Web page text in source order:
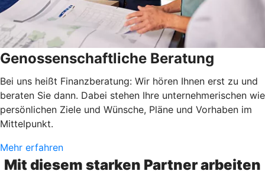
Genossenschaftliche Beratung
Bei uns heißt Finanzberatung: Wir hören Ihnen erst zu und
beraten Sie dann. Dabei stehen Ihre unternehmerischen wie
persönlichen Ziele und Wünsche, Pläne und Vorhaben im
Mittelpunkt.
Mehr erfahren
Mit diesem starken Partner arbeiten